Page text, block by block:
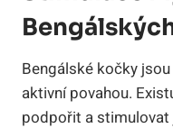
Bengálské⁤ kočky
aktivní ‌povahou.
podpořit a